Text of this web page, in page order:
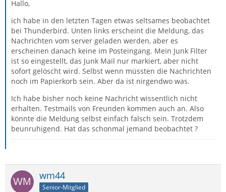
Hallo,
ich habe in den letzten Tagen etwas seltsames beobachtet
bei Thunderbird. Unten links erscheint die Meldung, das
Nachrichten vom server geladen werden, aber es
erscheinen danach keine im Posteingang. Mein Junk Filter
ist so eingestellt, das Junk Mail nur markiert, aber nicht
sofort gelöscht wird. Selbst wenn müssten die Nachrichten
noch im Papierkorb sein. Aber da ist nirgendwo was.
Ich habe bisher noch keine Nachricht wissentlich nicht
erhalten. Testmails von Freunden kommen auch an. Also
könnte die Meldung selbst einfach falsch sein. Trotzdem
beunruhigend. Hat das schonmal jemand beobachtet ?
wm44
Senior-Mitglied